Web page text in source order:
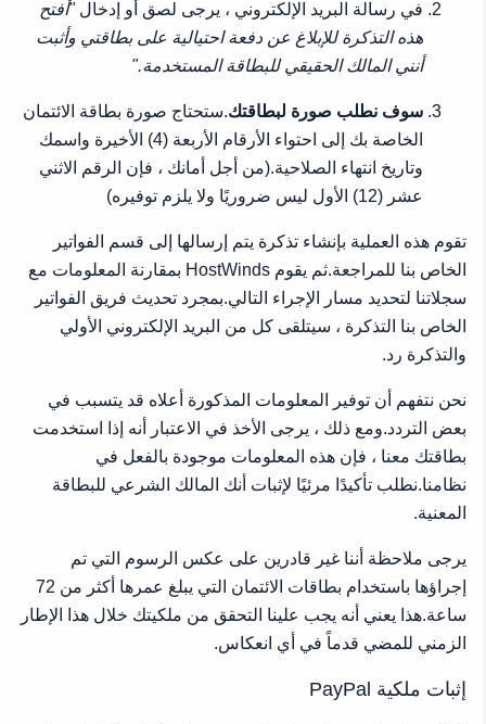
في رسالة البريد الإلكتروني ، يرجى لصق أو إدخال"أفتح
هذه التذكرة للإبلاغ عن دفعة احتيالية على بطاقتي وأثبت
أنني المالك الحقيقي للبطاقة المستخدمة."
سوف نطلب صورة لبطاقتك.ستحتاج صورة بطاقة الائتمان
الخاصة بك إلى احتواء الأرقام الأربعة (4) الأخيرة واسمك
وتاريخ انتهاء الصلاحية.(من أجل أمانك ، فإن الرقم الاثني
عشر (12) الأول ليس ضروريًا ولا يلزم توفيره)
تقوم هذه العملية بإنشاء تذكرة يتم إرسالها إلى قسم الفواتير
الخاص بنا للمراجعة.ثم يقوم HostWinds بمقارنة المعلومات مع
سجلاتنا لتحديد مسار الإجراء التالي.بمجرد تحديث فريق الفواتير
الخاص بنا التذكرة ، سيتلقى كل من البريد الإلكتروني الأولي
والتذكرة رد.
نحن نتفهم أن توفير المعلومات المذكورة أعلاه قد يتسبب في
بعض التردد.ومع ذلك ، يرجى الأخذ في الاعتبار أنه إذا استخدمت
بطاقتك معنا ، فإن هذه المعلومات موجودة بالفعل في
نظامنا.نطلب تأكيدًا مرئيًا لإثبات أنك المالك الشرعي للبطاقة
المعنية.
يرجى ملاحظة أننا غير قادرين على عكس الرسوم التي تم
إجراؤها باستخدام بطاقات الائتمان التي يبلغ عمرها أكثر من 72
ساعة.هذا يعني أنه يجب علينا التحقق من ملكيتك خلال هذا الإطار
الزمني للمضي قدماً في أي انعكاس.
إثبات ملكية PayPal